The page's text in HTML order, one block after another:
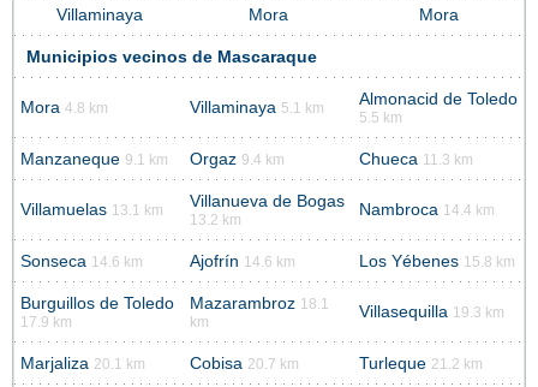
Villaminaya Mora Mora
Municipios vecinos de Mascaraque
Mora 4.8 km Villaminaya 5.1 km Almonacid de Toledo
5.5 km
Manzaneque 9.1 km Orgaz 9.4 km Chueca 11.3 km
Villamuelas 13.1 km Villanueva de Bogas
13.2 km
Nambroca 14.4 km
Sonseca 14.6 km Ajofrín 14.6 km Los Yébenes 15.8 km
Burguillos de Toledo
17.9 km
Mazarambroz 18.1
km
Villasequilla 19.3 km
Marjaliza 20.1 km Cobisa 20.7 km Turleque 21.2 km